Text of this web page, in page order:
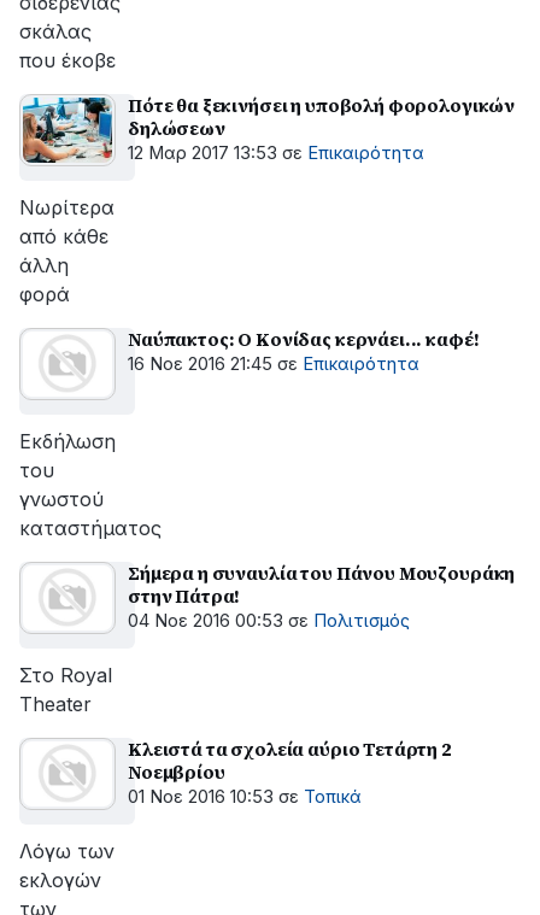
σκάλας
που έκοβε
Πότε θα ξεκινήσει η υποβολή φορολογικών
δηλώσεων
12 Μαρ 2017 13:53 σε Επικαιρότητα
Νωρίτερα
από κάθε
άλλη
φορά
Ναύπακτος: Ο Κονίδας κερνάει... καφέ!
16 Νοε 2016 21:45 σε Επικαιρότητα
Εκδήλωση
του
γνωστού
καταστήματος
Σήμερα η συναυλία του Πάνου Μουζουράκη
στην Πάτρα!
04 Νοε 2016 00:53 σε Πολιτισμός
Στο Royal
Theater
Κλειστά τα σχολεία αύριο Τετάρτη 2
Νοεμβρίου
01 Νοε 2016 10:53 σε Τοπικά
Λόγω των
εκλογών
των